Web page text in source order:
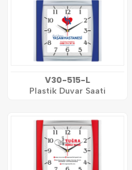
V30-515-L
Plastik Duvar Saati